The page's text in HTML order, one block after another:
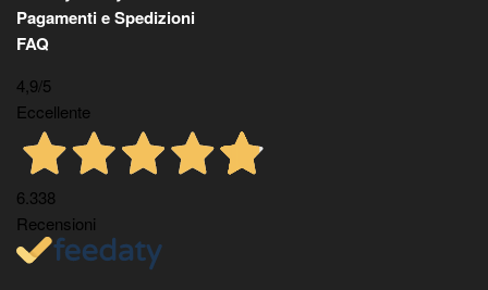
Pagamenti e Spedizioni
FAQ
4,9/5
Eccellente
6.338
Recensioni